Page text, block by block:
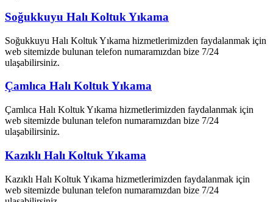
Soğukkuyu Halı Koltuk Yıkama
Soğukkuyu Halı Koltuk Yıkama hizmetlerimizden faydalanmak için
web sitemizde bulunan telefon numaramızdan bize 7/24
ulaşabilirsiniz.
Çamlıca Halı Koltuk Yıkama
Çamlıca Halı Koltuk Yıkama hizmetlerimizden faydalanmak için
web sitemizde bulunan telefon numaramızdan bize 7/24
ulaşabilirsiniz.
Kazıklı Halı Koltuk Yıkama
Kazıklı Halı Koltuk Yıkama hizmetlerimizden faydalanmak için
web sitemizde bulunan telefon numaramızdan bize 7/24